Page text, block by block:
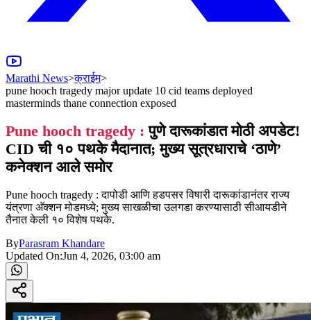
Marathi News>क्राईम>
pune hooch tragedy major update 10 cid teams deployed
masterminds thane connection exposed
Pune hooch tragedy : पुणे दारूकांडात मोठी अपडेट!
CID ची १० पथके मैदानात; मुख्य सूत्रधाराचे ‘ठाणे’
कनेक्शन आले समोर
Pune hooch tragedy : दापोडी आणि हडपसर विषारी दारूकांडानंतर राज्य
यंत्रणा अ‍ॅक्शन मोडमध्ये; मुख्य साखळीचा उलगडा करण्यासाठी सीआयडीने
तैनात केली १० विशेष पथके.
ByParasram Khandare
Updated On:Jun 4, 2026, 03:00 am